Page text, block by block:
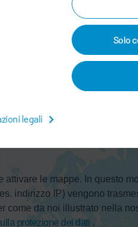
Solo
legali
June 22, 2023
attivare le mappe. In questo
indirizzo IP) vengono
come da noi illustrato nella
protezione dei dati .